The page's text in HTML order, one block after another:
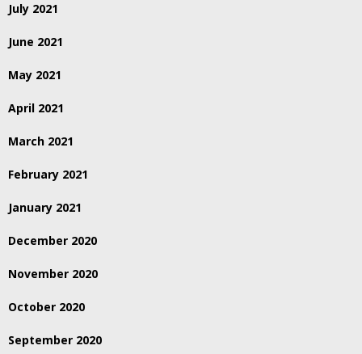
July 2021
June 2021
May 2021
April 2021
March 2021
February 2021
January 2021
December 2020
November 2020
October 2020
September 2020